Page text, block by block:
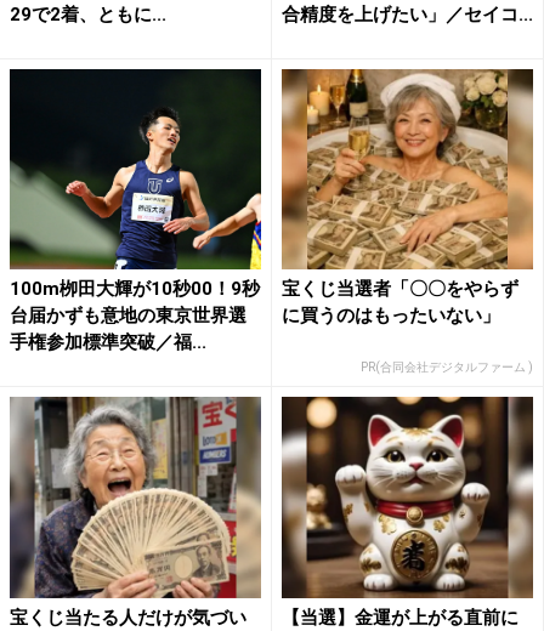
29で2着、ともに...
合精度を上げたい」／セイコ...
100m栁田大輝が10秒00！9秒
台届かずも意地の東京世界選
手権参加標準突破／福...
宝くじ当選者「〇〇をやらず
に買うのはもったいない」
PR(合同会社デジタルファーム )
宝くじ当たる人だけが気づい
【当選】金運が上がる直前に